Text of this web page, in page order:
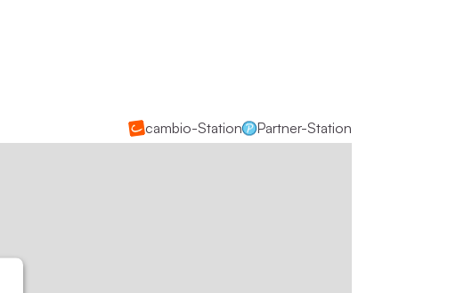
cambio-Station Partner-Station